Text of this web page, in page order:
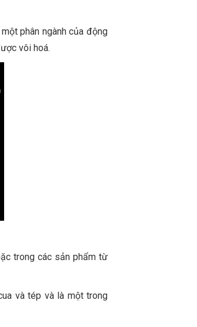
phân ngành của động
vôi hoá.
trong các sản phẩm từ
và tép và là một trong